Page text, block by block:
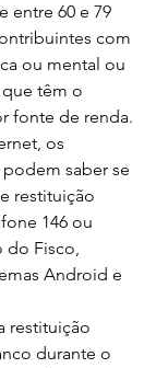
entre 60 e 79
com
ou mental ou
que têm o
fonte de renda.
os
saber se
restituição
146 ou
do Fisco,
Android e
restituição
durante o